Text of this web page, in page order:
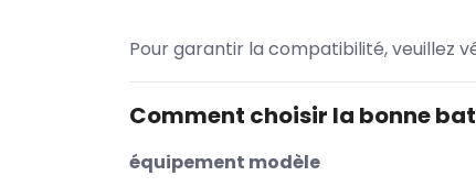
Pour garantir la compatibilité, veuillez
Comment choisir la bonne
équipement modèle